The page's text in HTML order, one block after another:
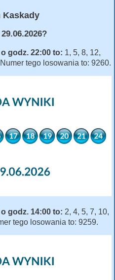
Kaskady
godz. 22:00 to: 1, 5, 8, 12,
tego losowania to: 9260.
godz. 14:00 to: 2, 4, 5, 7, 10,
tego losowania to: 9259.